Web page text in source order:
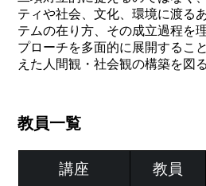
ティや社会、文化、環境に渡る
テムの在り方、その成立過程を
プローチを多面的に展開するこ
えた人間観・社会観の構築を図る
教員一覧
講座 教員